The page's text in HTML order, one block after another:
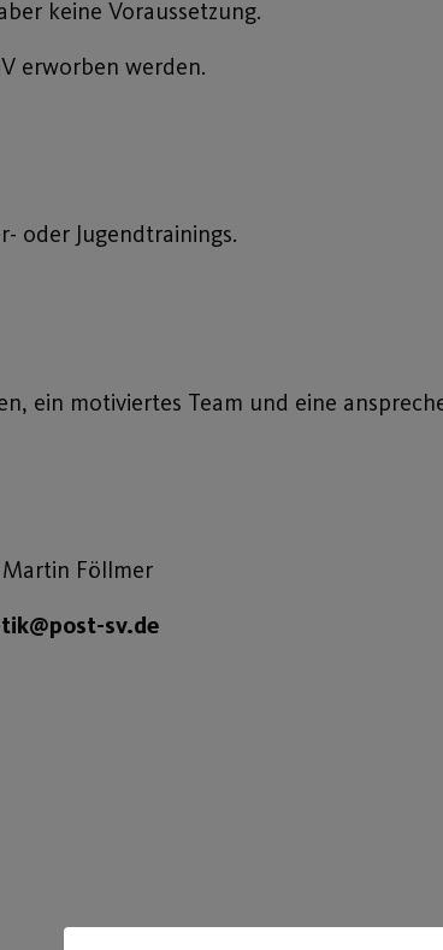
keine Voraussetzung.
erworben werden.
oder Jugendtrainings.
ein motiviertes Team und eine
Föllmer
sv.de